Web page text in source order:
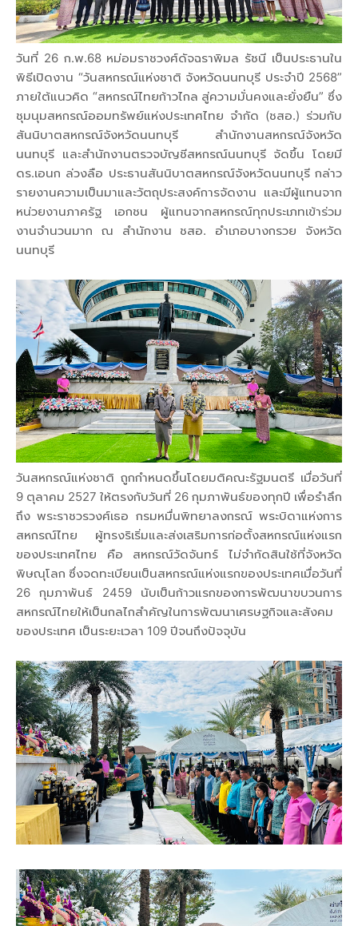
วันที่ 26 ก.พ.68 หม่อมราชวงศ์ดัจฉราพิมล รัชนี เป็นประธานใน
พิธีเปิดงาน “วันสหกรณ์แห่งชาติ จังหวัดนนทบุรี ประจำปี 2568”
ภายใต้แนวคิด “สหกรณ์ไทยก้าวไกล สู่ความมั่นคงและยั่งยืน” ซึ่ง
ชุมนุมสหกรณ์ออมทรัพย์แห่งประเทศไทย จำกัด (ชสอ.) ร่วมกับ
สันนิบาตสหกรณ์จังหวัดนนทบุรี สำนักงานสหกรณ์จังหวัด
นนทบุรี และสำนักงานตรวจบัญชีสหกรณ์นนทบุรี จัดขึ้น โดยมี
ดร.เอนก ล่วงลือ ประธานสันนิบาตสหกรณ์จังหวัดนนทบุรี กล่าว
รายงานความเป็นมาและวัตถุประสงค์การจัดงาน และมีผู้แทนจาก
หน่วยงานภาครัฐ เอกชน ผู้แทนจากสหกรณ์ทุกประเภทเข้าร่วม
งานจำนวนมาก ณ สำนักงาน ชสอ. อำเภอบางกรวย จังหวัด
นนทบุรี
วันสหกรณ์แห่งชาติ ถูกกำหนดขึ้นโดยมติคณะรัฐมนตรี เมื่อวันที่
9 ตุลาคม 2527 ให้ตรงกับวันที่ 26 กุมภาพันธ์ของทุกปี เพื่อรำลึก
ถึง พระราชวรวงศ์เธอ กรมหมื่นพิทยาลงกรณ์ พระบิดาแห่งการ
สหกรณ์ไทย ผู้ทรงริเริ่มและส่งเสริมการก่อตั้งสหกรณ์แห่งแรก
ของประเทศไทย คือ สหกรณ์วัดจันทร์ ไม่จำกัดสินใช้ที่จังหวัด
พิษณุโลก ซึ่งจดทะเบียนเป็นสหกรณ์แห่งแรกของประเทศเมื่อวันที่
26 กุมภาพันธ์ 2459 นับเป็นก้าวแรกของการพัฒนาขบวนการ
สหกรณ์ไทยให้เป็นกลไกสำคัญในการพัฒนาเศรษฐกิจและสังคม
ของประเทศ เป็นระยะเวลา 109 ปีจนถึงปัจจุบัน